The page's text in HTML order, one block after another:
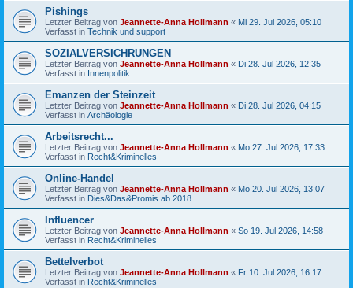
Pishings
Letzter Beitrag von Jeannette-Anna Hollmann « Mi 29. Jul 2026, 05:10
Verfasst in Technik und support
SOZIALVERSICHRUNGEN
Letzter Beitrag von Jeannette-Anna Hollmann « Di 28. Jul 2026, 12:35
Verfasst in Innenpolitik
Emanzen der Steinzeit
Letzter Beitrag von Jeannette-Anna Hollmann « Di 28. Jul 2026, 04:15
Verfasst in Archäologie
Arbeitsrecht...
Letzter Beitrag von Jeannette-Anna Hollmann « Mo 27. Jul 2026, 17:33
Verfasst in Recht&Kriminelles
Online-Handel
Letzter Beitrag von Jeannette-Anna Hollmann « Mo 20. Jul 2026, 13:07
Verfasst in Dies&Das&Promis ab 2018
Influencer
Letzter Beitrag von Jeannette-Anna Hollmann « So 19. Jul 2026, 14:58
Verfasst in Recht&Kriminelles
Bettelverbot
Letzter Beitrag von Jeannette-Anna Hollmann « Fr 10. Jul 2026, 16:17
Verfasst in Recht&Kriminelles